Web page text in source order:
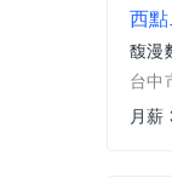
西
馥漫
台中
月薪